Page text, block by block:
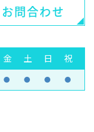
お問合わせ
金 土 日 祝
● ● ● ●